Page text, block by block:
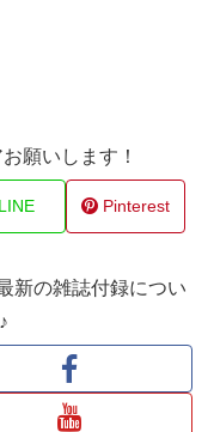
願いします！
LINE Pinterest
新の雑誌付録につい